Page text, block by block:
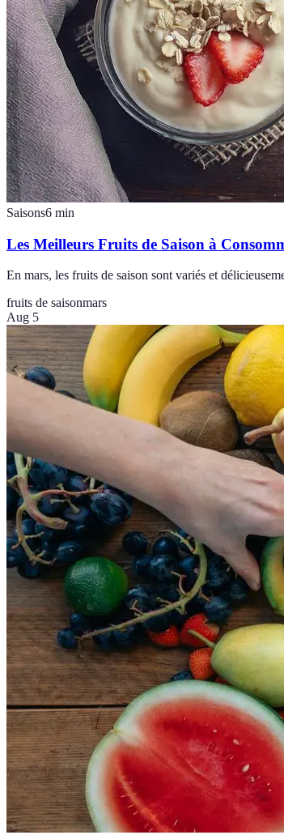
Saisons6 min
Les Meilleurs Fruits de Saison à
En mars, les fruits de saison sont variés et
fruits de saisonmars
Aug 5